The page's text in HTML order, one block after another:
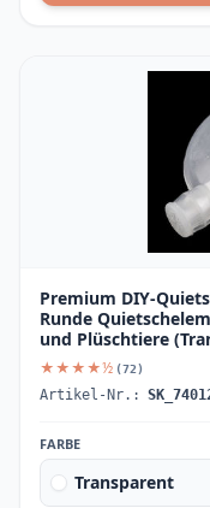
Premium DIY-
Runde
und Plüschtiere
★★★★½ (72)
Artikel-Nr.:
FARBE
Transparent